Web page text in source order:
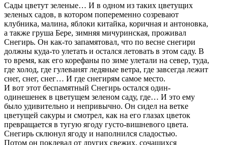
Сады цветут зеленые… И в одном из таких цветущих
зеленых садов, в котором попеременно созревают
клубника, малина, яблоки китайка, коричная и антоновка,
а также груша Бере, зимняя мичуринская, проживал
Снегирь. Он как-то запамятовал, что по весне снегири
должны куда-то улетать и остался летовать в этом саду. В
то время, как его корефаны по зиме улетали на север, туда,
где холод, где гулеванят ледяные ветра, где завсегда лежит
снег, снег, снег… И где снегирям самое место.
И вот этот беспамятный Снегирь остался один-
одинешенек в цветущем зеленом саду, где… И это ему
было удивительно и непривычно. Он сидел на ветке
цветущей сакуры и смотрел, как на его глазах цветок
превращается в тугую ягоду густо-вишневого цвета.
Снегирь склюнул ягоду и наполнился сладостью.
Потом он поклевал от других свежих, сочащихся